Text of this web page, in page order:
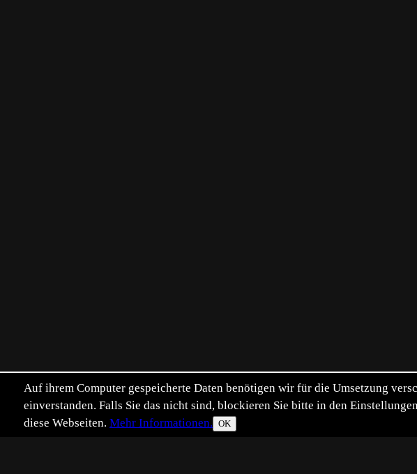
Auf ihrem Computer gespeicherte Daten benötigen wir für die Umsetzung
einverstanden. Falls Sie das nicht sind, blockieren Sie bitte in den
diese Webseiten. Mehr Informationen. OK